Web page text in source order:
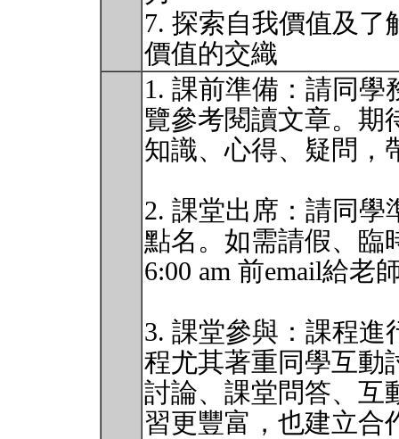
7. 探索⾃我價值及
價值的交織
1. 課前準備：請同
覽參考閱讀文章。期
知識、⼼得、疑問，
2. 課堂出席：請同學
點名。如需請假、臨
6:00 am 前email給老
3. 課堂參與：課程進
程尤其著重同學互動
討論、課堂問答、互
習更豐富，也建立合